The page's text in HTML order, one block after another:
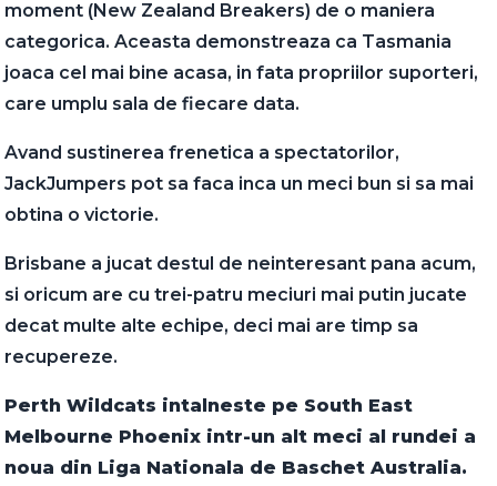
moment (New Zealand Breakers) de o maniera
categorica. Aceasta demonstreaza ca Tasmania
joaca cel mai bine acasa, in fata propriilor suporteri,
care umplu sala de fiecare data.
Avand sustinerea frenetica a spectatorilor,
JackJumpers pot sa faca inca un meci bun si sa mai
obtina o victorie.
Brisbane a jucat destul de neinteresant pana acum,
si oricum are cu trei-patru meciuri mai putin jucate
decat multe alte echipe, deci mai are timp sa
recupereze.
Perth Wildcats intalneste pe South East
Melbourne Phoenix intr-un alt meci al rundei a
noua din Liga Nationala de Baschet Australia.